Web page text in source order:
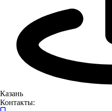
Казань
Контакты: